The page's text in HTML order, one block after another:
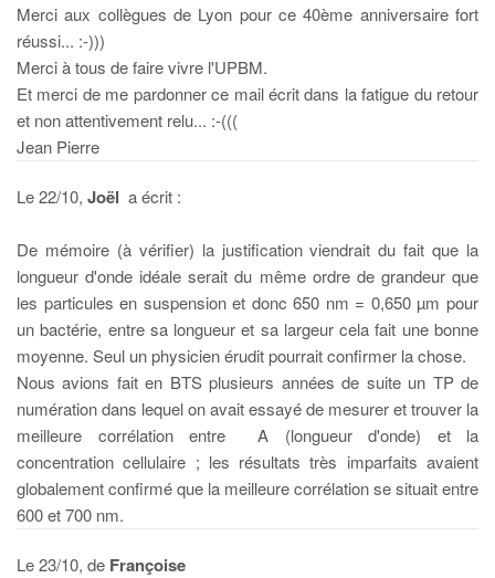
Merci aux collègues de Lyon pour ce 40ème anniversaire fort
réussi... :-)))
Merci à tous de faire vivre l'UPBM.
Et merci de me pardonner ce mail écrit dans la fatigue du retour
et non attentivement relu... :-(((
Jean Pierre
Le 22/10, Joël a écrit :
De mémoire (à vérifier) la justification viendrait du fait que la
longueur d'onde idéale serait du même ordre de grandeur que
les particules en suspension et donc 650 nm = 0,650 µm pour
un bactérie, entre sa longueur et sa largeur cela fait une bonne
moyenne. Seul un physicien érudit pourrait confirmer la chose.
Nous avions fait en BTS plusieurs années de suite un TP de
numération dans lequel on avait essayé de mesurer et trouver la
meilleure corrélation entre A (longueur d'onde) et la
concentration cellulaire ; les résultats très imparfaits avaient
globalement confirmé que la meilleure corrélation se situait entre
600 et 700 nm.
Le 23/10, de Françoise